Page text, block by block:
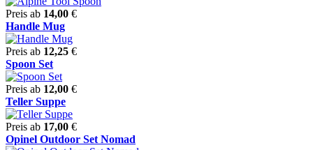
Preis ab 14,00 €
Handle Mug
Preis ab 12,25 €
Spoon Set
Preis ab 12,00 €
Teller Suppe
Preis ab 17,00 €
Opinel Outdoor Set Nomad